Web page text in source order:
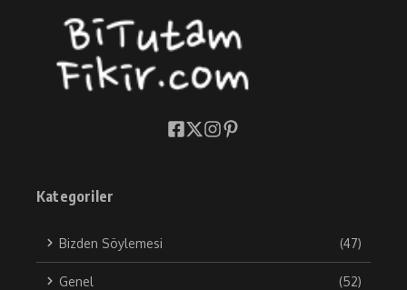
Kategoriler
Bizden Söylemesi (47)
Genel (52)